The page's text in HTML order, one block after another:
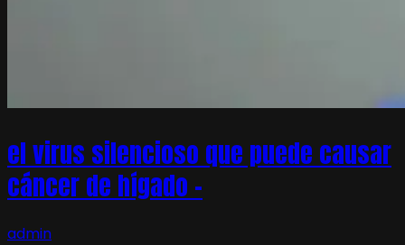
el virus silencioso que puede causar
cáncer de hígado –
admin